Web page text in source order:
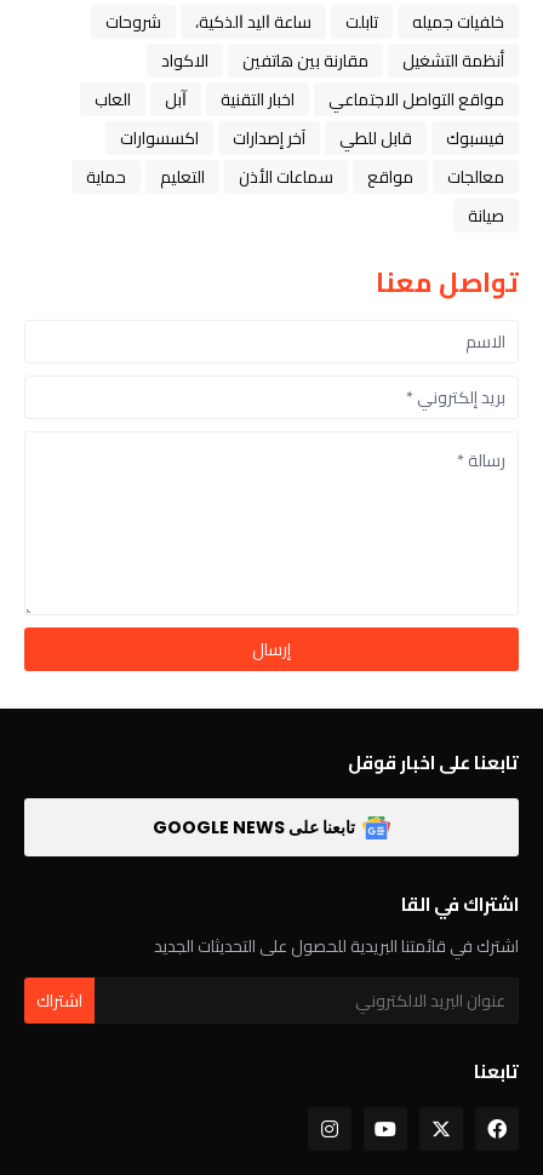
خلفيات جميله
تابلت ﺳﺎﻋﺔ ﺍﻟﻴﺪ ﺍﻟﺬﻛﻴﺔ،
شروحات
أنظمة التشغيل
مقارنة بين هاتفين
الاكواد
مواقع التواصل الاجتماعي
اخبار التقنية ﺁﺑﻞ
العاب
فيسبوك
قابل للطي آخر إصدارات
اكسسوارات
معالجات
مواقع سماعات الأذن التعليم
حماية
صيانة
تواصل معنا
تابعنا على اخبار قوقل
تابعنا على GOOGLE NEWS
اشتراك في القا
اشترك في قائمتنا البريدية للحصول على التحديثات الجديد
تابعنا